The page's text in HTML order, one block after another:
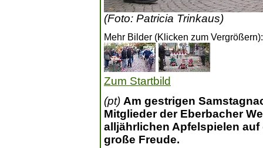
(Foto: Patricia Trinkaus)
Mehr Bilder (Klicken zum Vergrößern):
Zum Startbild
(pt) Am gestrigen
Mitglieder der Eberbacher
alljährlichen Apfelspielen
große Freude.